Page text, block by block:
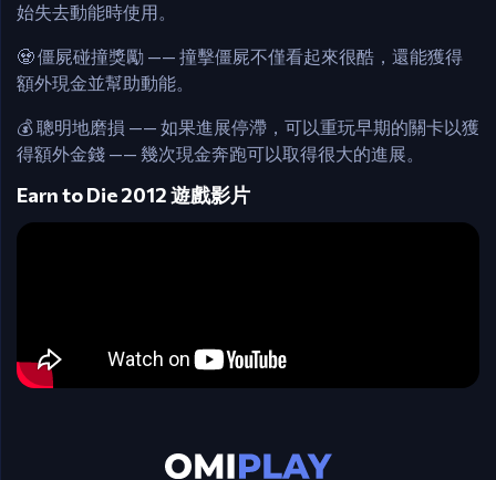
始失去動能時使用。
🧟 僵屍碰撞獎勵 —— 撞擊僵屍不僅看起來很酷，還能獲得
額外現金並幫助動能。
💰 聰明地磨損 —— 如果進展停滯，可以重玩早期的關卡以獲
得額外金錢 —— 幾次現金奔跑可以取得很大的進展。
Earn to Die 2012 遊戲影片